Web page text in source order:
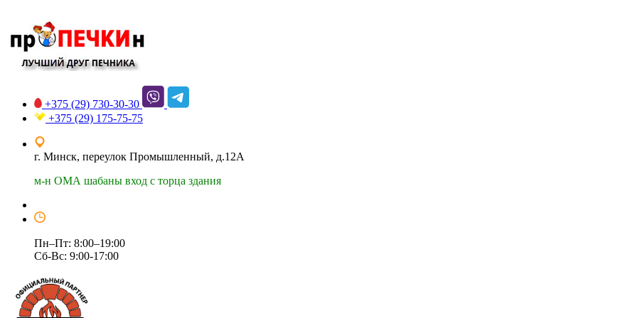
+375 (29) 730-30-30
+375 (29) 175-75-75
г. Минск, переулок Промышленный, д.12А
м-н ОМА шабаны вход с торца здания
Пн–Пт: 8:00–19:00
Сб-Вс: 9:00-17:00